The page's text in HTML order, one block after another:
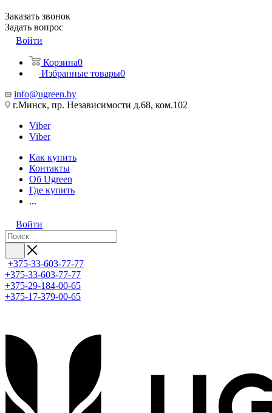
Заказать звонок
Задать вопрос
Войти
Корзина0
Избранные товары0
info@ugreen.by
г.Минск, пр. Независимости д.68, ком.102
Viber
Viber
Как купить
Контакты
Об Ugreen
Где купить
...
Войти
+375-33-603-77-77
+375-33-603-77-77
+375-29-184-00-65
+375-17-379-00-65